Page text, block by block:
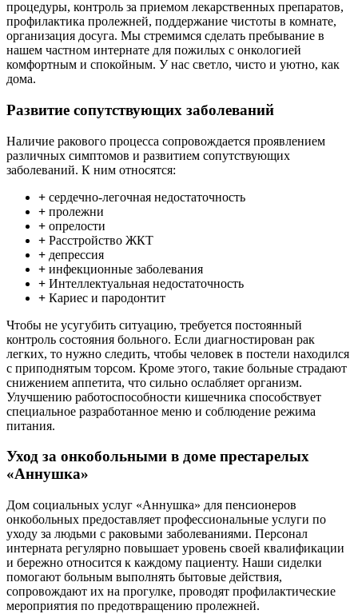
процедуры, контроль за приемом лекарственных препаратов,
профилактика пролежней, поддержание чистоты в комнате,
организация досуга. Мы стремимся сделать пребывание в
нашем частном интернате для пожилых с онкологией
комфортным и спокойным. У нас светло, чисто и уютно, как
дома.
Развитие сопутствующих заболеваний
Наличие ракового процесса сопровождается проявлением
различных симптомов и развитием сопутствующих
заболеваний. К ним относятся:
+ сердечно-легочная недостаточность
+ пролежни
+ опрелости
+ Расстройство ЖКТ
+ депрессия
+ инфекционные заболевания
+ Интеллектуальная недостаточность
+ Кариес и пародонтит
Чтобы не усугубить ситуацию, требуется постоянный
контроль состояния больного. Если диагностирован рак
легких, то нужно следить, чтобы человек в постели находился
с приподнятым торсом. Кроме этого, такие больные страдают
снижением аппетита, что сильно ослабляет организм.
Улучшению работоспособности кишечника способствует
специальное разработанное меню и соблюдение режима
питания.
Уход за онкобольными в доме престарелых
«Аннушка»
Дом социальных услуг «Аннушка» для пенсионеров
онкобольных предоставляет профессиональные услуги по
уходу за людьми с раковыми заболеваниями. Персонал
интерната регулярно повышает уровень своей квалификации
и бережно относится к каждому пациенту. Наши сиделки
помогают больным выполнять бытовые действия,
сопровождают их на прогулке, проводят профилактические
мероприятия по предотвращению пролежней.